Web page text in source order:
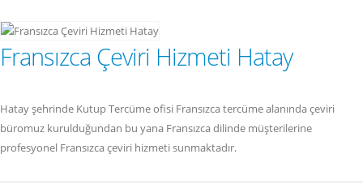
Fransızca Çeviri Hizmeti Hatay
Hatay şehrinde Kutup Tercüme ofisi Fransızca tercüme alanında çeviri
büromuz kurulduğundan bu yana Fransızca dilinde müşterilerine
profesyonel Fransızca çeviri hizmeti sunmaktadır.